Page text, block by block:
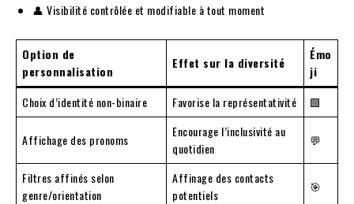
👤 Visibilité contrôlée et modifiable à tout moment
Option de
personnalisation
Effet sur la diversité
Émo
ji
Choix d’identité non-binaire
Favorise la représentativité 🟩
Affichage des pronoms
Encourage l’inclusivité au
quotidien
💬
Filtres affinés selon
genre/orientation
Affinage des contacts
potentiels
🎯